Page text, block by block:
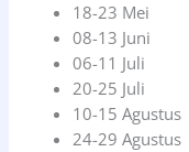
18-23 Mei
08-13 Juni
06-11 Juli
20-25 Juli
10-15 Agustus
24-29 Agustus